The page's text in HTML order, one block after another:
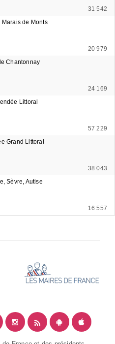
31 542
de Monts
20 979
Chantonnay
24 169
Littoral
57 229
Grand Littoral
38 043
Sèvre, Autise
16 557